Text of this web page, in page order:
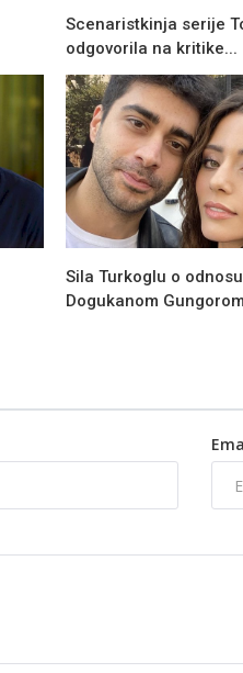
Scenaristkinja serije
odgovorila na kritike...
Sila Turkoglu o
Dogukanom Gungorom